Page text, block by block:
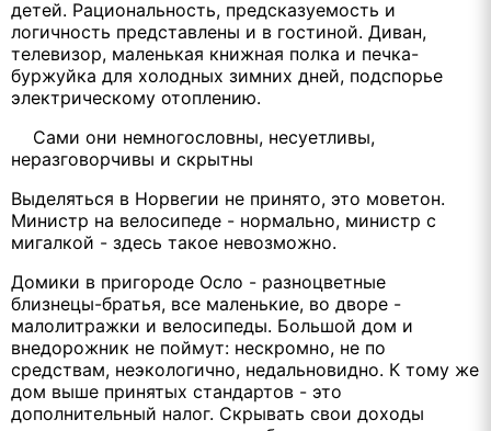
детей. Рациональность, предсказуемость и
логичность представлены и в гостиной. Диван,
телевизор, маленькая книжная полка и печка-
буржуйка для холодных зимних дней, подспорье
электрическому отоплению.
Сами они немногословны, несуетливы,
неразговорчивы и скрытны
Выделяться в Норвегии не принято, это моветон.
Министр на велосипеде - нормально, министр с
мигалкой - здесь такое невозможно.
Домики в пригороде Осло - разноцветные
близнецы-братья, все маленькие, во дворе -
малолитражки и велосипеды. Большой дом и
внедорожник не поймут: нескромно, не по
средствам, неэкологично, недальновидно. К тому же
дом выше принятых стандартов - это
дополнительный налог. Скрывать свои доходы